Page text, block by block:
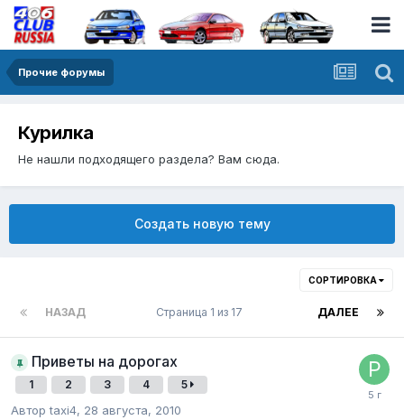
Прочие форумы
Курилка
Не нашли подходящего раздела? Вам сюда.
Создать новую тему
СОРТИРОВКА
НАЗАД ДАЛЕЕ
Страница 1 из 17
Приветы на дорогах
1 2 3 4 5
Авторtaxi4, 28 августа, 2010